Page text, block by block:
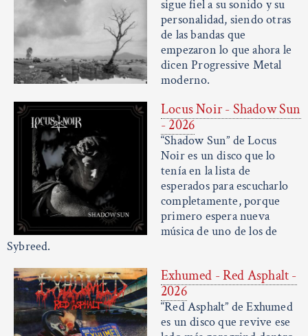
sigue fiel a su sonido y su
personalidad, siendo otras
de las bandas que
empezaron lo que ahora le
dicen Progressive Metal
moderno.
Locus Noir - Shadow Sun
- 2026
“Shadow Sun” de Locus
Noir es un disco que lo
tenía en la lista de
esperados para escucharlo
completamente, porque
primero espera nueva
música de uno de los de
Sybreed.
Exhumed - Red Asphalt -
2026
“Red Asphalt” de Exhumed
es un disco que revive ese